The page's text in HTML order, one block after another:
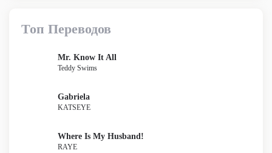
Топ Переводов
Mr. Know It All
Teddy Swims
Gabriela
KATSEYE
Where Is My Husband!
RAYE